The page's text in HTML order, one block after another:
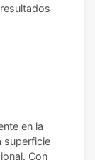
en la
superficie
Con